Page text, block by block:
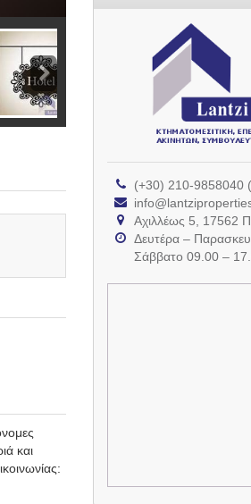
και
(+30) 210-9858040
Αχιλλέως 5, 17562
Δευτέρα –
Σάββατο 09.00 –